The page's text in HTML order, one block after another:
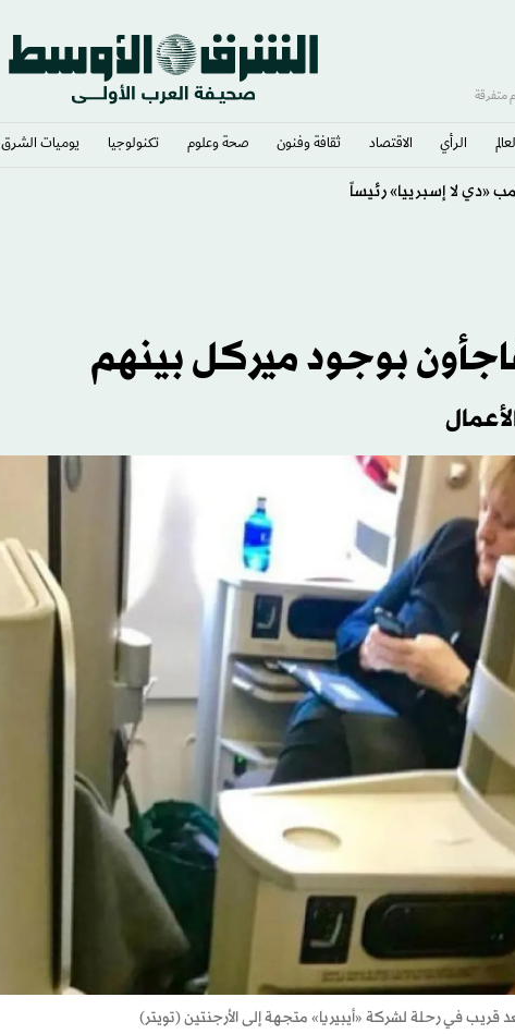
متفرقة
الرأي الاقتصاد ثقافة وفنون صحة وعلوم تكنولوجيا يوميات الشرق​
بوجود ميركل بينهم
قريب في رحلة لشركة «أيبيريا» متجهة إلى الأرجنتين (تويتر)